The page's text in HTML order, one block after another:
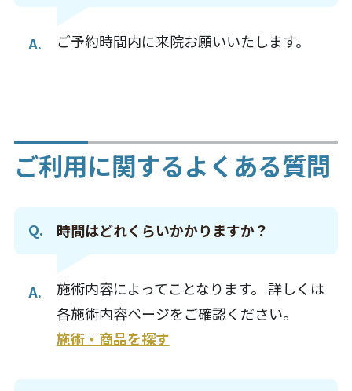
ご予約時間内に来院お願いいたします。
ご利用に関するよくある質問
時間はどれくらいかかりますか？
施術内容によってことなります。 詳しくは
各施術内容ページをご確認ください。
施術・商品を探す